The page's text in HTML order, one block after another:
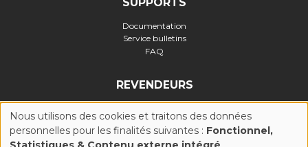
Documentation
Service bulletins
FAQ
REVENDEURS
UTILISATION
Nous utilisons des cookies et traitons des données
personnelles pour les finalités suivantes : Fonctionnel,